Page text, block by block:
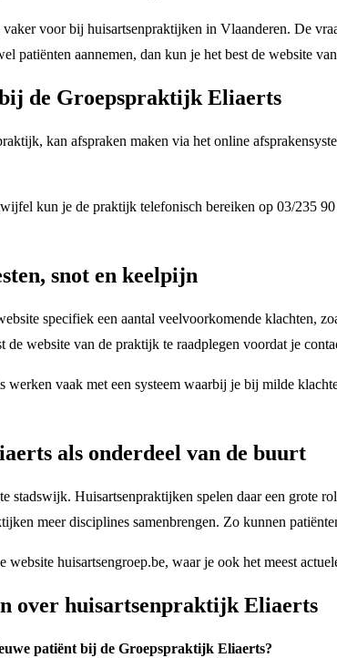
vaker voor bij huisartsenpraktijken in Vlaanderen. De
patiënten aannemen, dan kun je het best de website
de Groepspraktijk Eliaerts
kan afspraken maken via het online
kun je de praktijk telefonisch bereiken op 03/235
snot en keelpijn
specifiek een aantal veelvoorkomende klachten,
de website van de praktijk te raadplegen voordat je
werken vaak met een systeem waarbij je bij milde
als onderdeel van de buurt
stadswijk. Huisartsenpraktijken spelen daar een grote
meer disciplines samenbrengen. Zo kunnen
website huisartsengroep.be, waar je ook het meest
over huisartsenpraktijk Eliaerts
patiënt bij de Groepspraktijk Eliaerts?